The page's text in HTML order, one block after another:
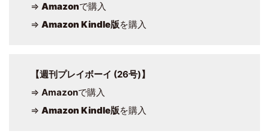
⇒ Amazonで購入
⇒ Amazon Kindle版を購入
【週刊プレイボーイ (26号)】
⇒ Amazonで購入
⇒ Amazon Kindle版を購入